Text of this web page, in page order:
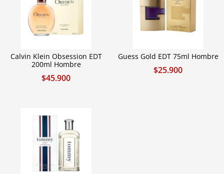
Calvin Klein Obsession EDT
200ml Hombre
$45.900
Guess Gold EDT 75ml Hombre
$25.900